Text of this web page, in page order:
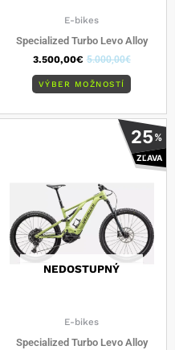
E-bikes
Specialized Turbo Levo Alloy
3.500,00€ 5.000,00€
VÝBER MOŽNOSTÍ
25%
ZĽAVA
NEDOSTUPNÝ
E-bikes
Specialized Turbo Levo Alloy
Tento
produkt
má
si
môžete